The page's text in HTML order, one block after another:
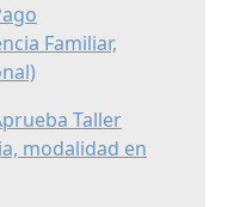
Familiar,
Taller
modalidad en